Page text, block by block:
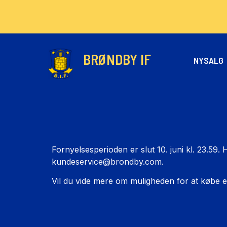
BRØNDBY IF NYSALG
Fornyelsesperioden er slut 10. juni kl.
kundeservice@brondby.com.
Vil du vide mere om muligheden for at